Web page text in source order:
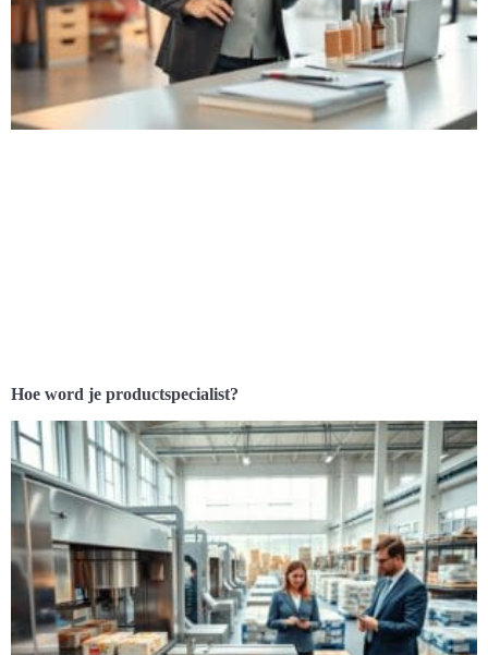
Hoe word je productspecialist?